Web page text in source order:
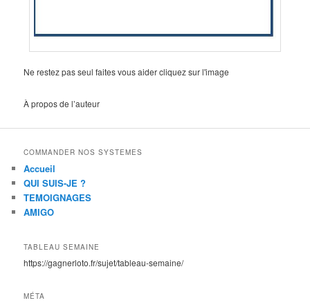
Ne restez pas seul faites vous aider cliquez sur l'image
À propos de l’auteur
COMMANDER NOS SYSTEMES
Accueil
QUI SUIS-JE ?
TEMOIGNAGES
AMIGO
TABLEAU SEMAINE
https://gagnerloto.fr/sujet/tableau-semaine/
MÉTA